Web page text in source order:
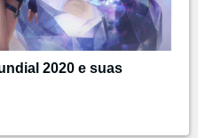
2020 e suas